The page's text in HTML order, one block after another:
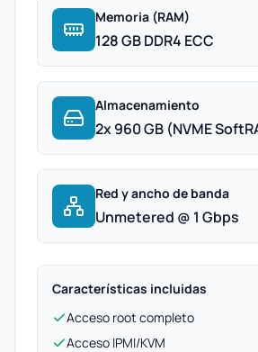
Memoria (RAM)
128 GB DDR4 ECC
Almacenamiento
2x 960 GB (NVME
Red y ancho de banda
Unmetered @ 1 Gbps
Características incluidas
Acceso root completo
Acceso IPMI/KVM